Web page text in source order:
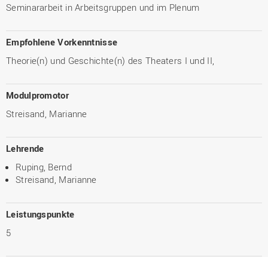
Seminararbeit in Arbeitsgruppen und im Plenum
Empfohlene Vorkenntnisse
Theorie(n) und Geschichte(n) des Theaters I und II,
Modulpromotor
Streisand, Marianne
Lehrende
Ruping, Bernd
Streisand, Marianne
Leistungspunkte
5